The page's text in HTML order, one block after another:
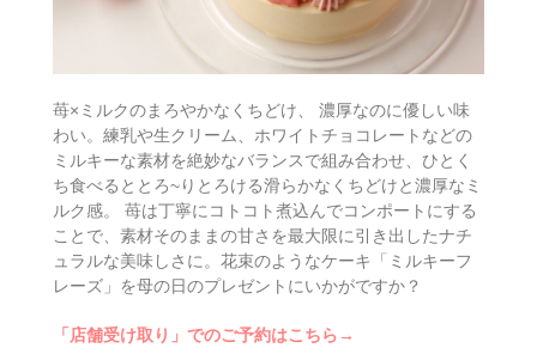
苺×ミルクのまろやかなくちどけ、 濃厚なのに優しい味
わい。練乳や生クリーム、ホワイトチョコレートなどの
ミルキーな素材を絶妙なバランスで組み合わせ、ひとく
ち食べるととろ~りとろける滑らかなくちどけと濃厚なミ
ルク感。 苺は丁寧にコトコト煮込んでコンポートにする
ことで、素材そのままの甘さを最大限に引き出したナチ
ュラルな美味しさに。花束のようなケーキ「ミルキーフ
レーズ」を母の日のプレゼントにいかがですか？
「店舗受け取り」でのご予約はこちら→